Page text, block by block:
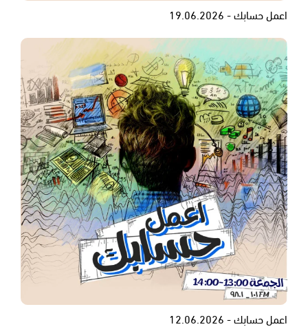
اعمل حسابك - 19.06.2026
اعمل حسابك - 12.06.2026